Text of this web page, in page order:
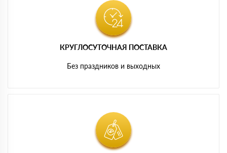
КРУГЛОСУТОЧНАЯ ПОСТАВКА
Без праздников и выходных